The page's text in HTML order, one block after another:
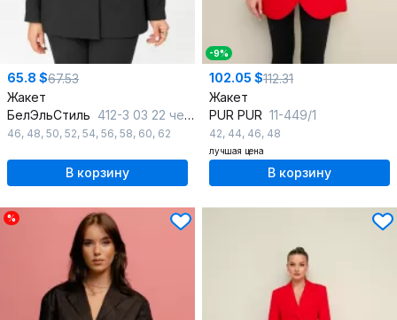
65.8 $67.53
Жакет
БелЭльСтиль 412-3 03 22 черный
46, 48, 50, 52, 54, 56, 58, 60, 62
В корзину
-9%
102.05 $112.31
Жакет
PUR PUR 11-449/1
42, 44, 46, 48
лучшая цена
В корзину
%